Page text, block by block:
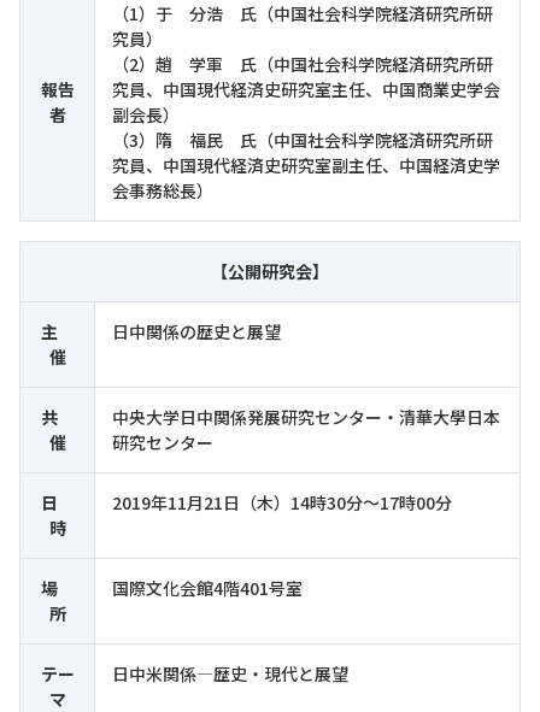
報告
者
（1）于 分浩 氏（中国社会科学院経済研究所研
究員）
（2）趙 学軍 氏（中国社会科学院経済研究所研
究員、中国現代経済史研究室主任、中国商業史学会
副会長）
（3）隋 福民 氏（中国社会科学院経済研究所研
究員、中国現代経済史研究室副主任、中国経済史学
会事務総長）
【公開研究会】
主
催
日中関係の歴史と展望
共
催
中央大学日中関係発展研究センター・清華大學日本
研究センター
日
時
2019年11月21日（木）14時30分～17時00分
場
所
国際文化会館4階401号室
テー
マ
日中米関係―歴史・現代と展望